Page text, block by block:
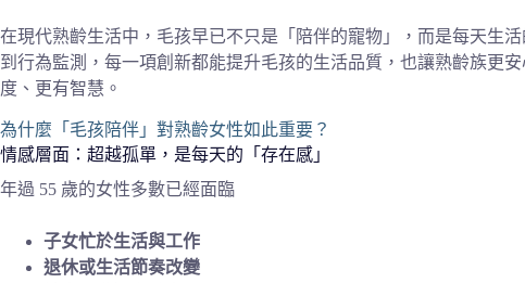
在現代熟齡生活中，毛孩早已不只是「陪伴的寵物」，而是每天生
到行為監測，每一項創新都能提升毛孩的生活品質，也讓熟齡族更
度、更有智慧。
為什麼「毛孩陪伴」對熟齡女性如此重要？
情感層面：超越孤單，是每天的「存在感」
年過 55 歲的女性多數已經面臨
子女忙於生活與工作
退休或生活節奏改變